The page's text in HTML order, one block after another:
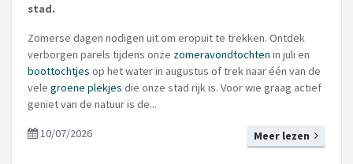
stad.
Zomerse dagen nodigen uit om eropuit te trekken. Ontdek
verborgen parels tijdens onze zomeravondtochten in juli en
boottochtjes op het water in augustus of trek naar één van de
vele groene plekjes die onze stad rijk is. Voor wie graag actief
geniet van de natuur is de...
Meer lezen
10/07/2026